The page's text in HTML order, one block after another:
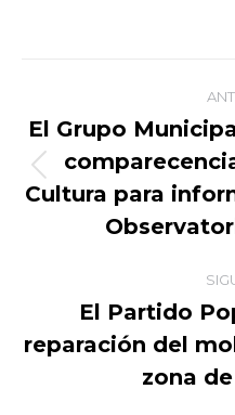
entre
El Grupo
Cultura para
El Partido
reparación del
zona